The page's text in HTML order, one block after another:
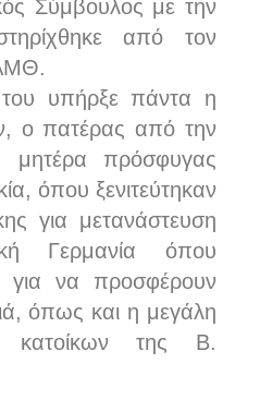
Σύμβουλος με την
από τον
υπήρξε πάντα η
ο πατέρας από την
μητέρα πρόσφυγας
όπου ξενιτεύτηκαν
για μετανάστευση
Γερμανία όπου
για να προσφέρουν
όπως και η μεγάλη
κατοίκων της Β.